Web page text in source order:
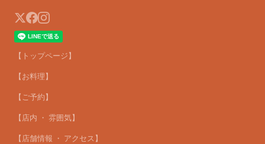
【トップページ】
【お料理】
【ご予約】
【店内 ・ 雰囲気】
【店舗情報 ・ アクセス】